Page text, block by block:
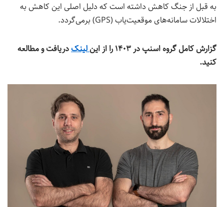
به قبل از جنگ کاهش داشته است که دلیل اصلی این کاهش به
اختلالات سامانه‌های موقعیت‌یاب (GPS) برمی‌گردد.
گزارش کامل گروه اسنپ در ۱۴۰۳ را از این لینکدریافت و مطالعه
کنید.